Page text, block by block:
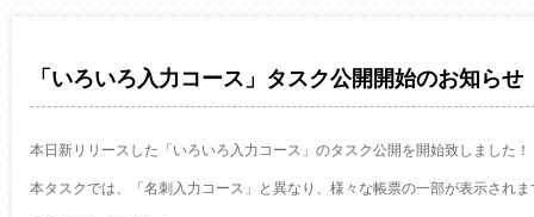
「いろいろ入力コース」タスク公開開始のお知らせ
本日新リリースした「いろいろ入力コース」のタスク公開を開始致しました！
本タスクでは、「名刺入力コース」と異なり、様々な帳票の一部が表示され